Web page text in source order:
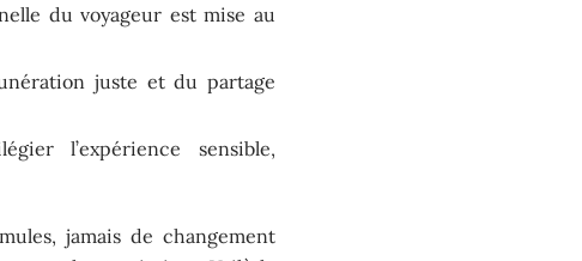
du voyageur est mise au
juste et du partage
l’expérience sensible,
jamais de changement